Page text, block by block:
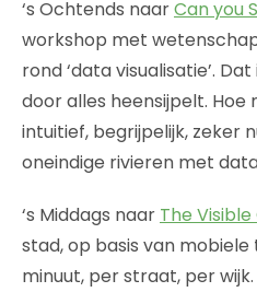
‘s Ochtends naarCan you
workshop met
rond ‘data visualisatie’.
door alles heensijpelt.
intuitief, begrijpelijk, zeker
oneindige rivieren met
‘s Middags naar The
stad, op basis van
minuut, per straat, per